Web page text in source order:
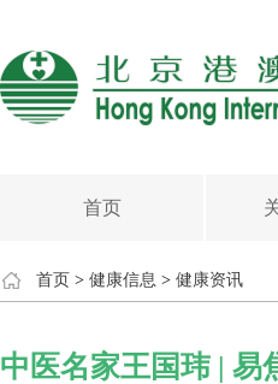
首页
首页 > 健康信息 > 健康资讯
中医名家王国玮 | 易